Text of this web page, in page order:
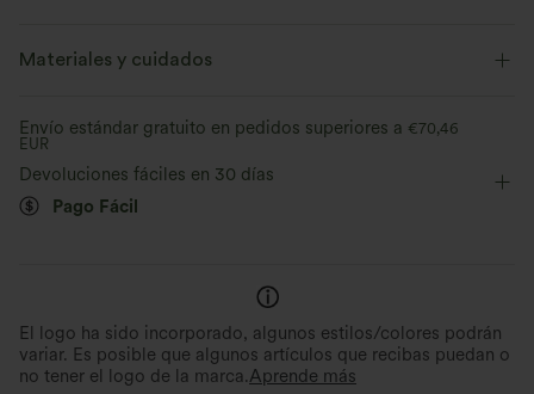
Con bolsillos Espalda asimétrica
De rayas
Materiales y cuidados
Envío estándar gratuito en pedidos superiores a €70,46
EUR
Devoluciones fáciles en 30 días
Pago Fácil
El logo ha sido incorporado, algunos estilos/colores podrán
variar. Es posible que algunos artículos que recibas puedan o
no tener el logo de la marca.Aprende más